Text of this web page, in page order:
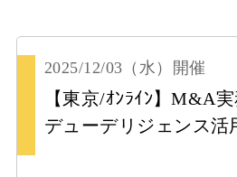
2025/12/03 （水） 開催
【東京/ｵﾝﾗｲﾝ】M&A
デューデリジェンス活